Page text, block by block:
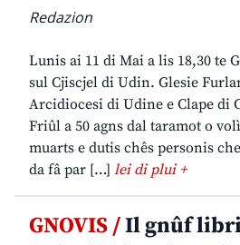
Redazion
Lunis ai 11 di Mai a lis 18,30 te
sul Cjiscjel di Udin. Glesie
Arcidiocesi di Udine e Clape di
Friûl a 50 agns dal taramot o
muarts e dutis chês personis
da fâ par […] lei di plui +
GNOVIS /Il gnûf